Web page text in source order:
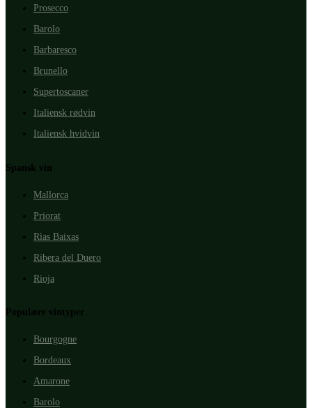
Prosecco
Barolo
Barbaresco
Brunello
Supertoscaner
Italiensk rødvin
Italiensk hvidvin
Spansk vin
Mallorca
Priorat
Rìas Baixas
Ribera del Duero
Rioja
Populære vintyper
Bourgogne
Bordeaux
Amarone
Barolo